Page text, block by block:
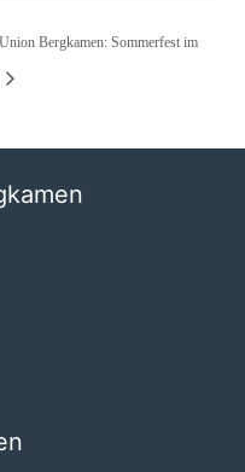
Bergkamen: Sommerfest im